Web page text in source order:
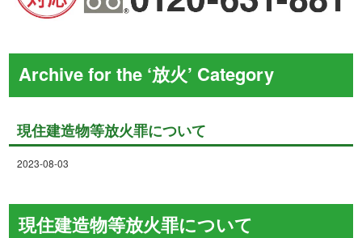
Archive for the ‘放火’ Category
現住建造物等放火罪について
2023-08-03
現住建造物等放火罪について